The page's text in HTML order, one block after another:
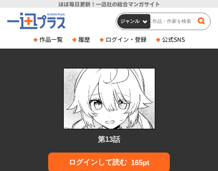
ほぼ毎日更新！ 一迅社の総合マンガサイト
作品一覧 履歴 ログイン・登録 公式SNS
第13話
ログインして読む 165pt